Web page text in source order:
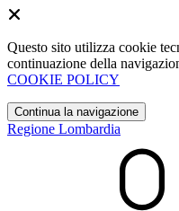
Questo sito utilizza cookie
continuazione della
COOKIE POLICY
Continua la navigazione
Regione Lombardia